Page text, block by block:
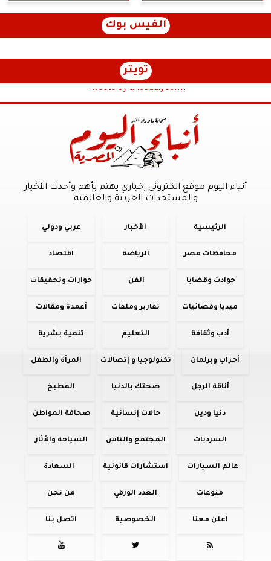
الفيس بوك
تويتر
Tweets by anbaaalyoum1
أنباء اليوم موقع الكترونى إخباري يهتم بأهم وأحدث الأخبار
والمستجدات العربية والعالمية
الرئيسية الأخبار عربي ودولي
محافظات مصر الرياضة اقتصاد
حوادث وقضايا الفن حوارات وتحقيقات
ميديا وفضائيات تقارير وملفات أعمدة ومقالات
أدب وثقافة التعليم تنمية بشرية
أحزاب وبرلمان تكنولوجيا و إتصالات المرأة والطفل
أناقة الرجل صحتك بالدنيا المطبخ
دنيا ودين حالات إنسانية صحافة المواطن
السرديات المجتمع والناس السياحة والأثار
عالم السيارات استشارات قانونية السعادة
منوعات العدد الورقي من نحن
اعلن معنا الخصوصية اتصل بنا


